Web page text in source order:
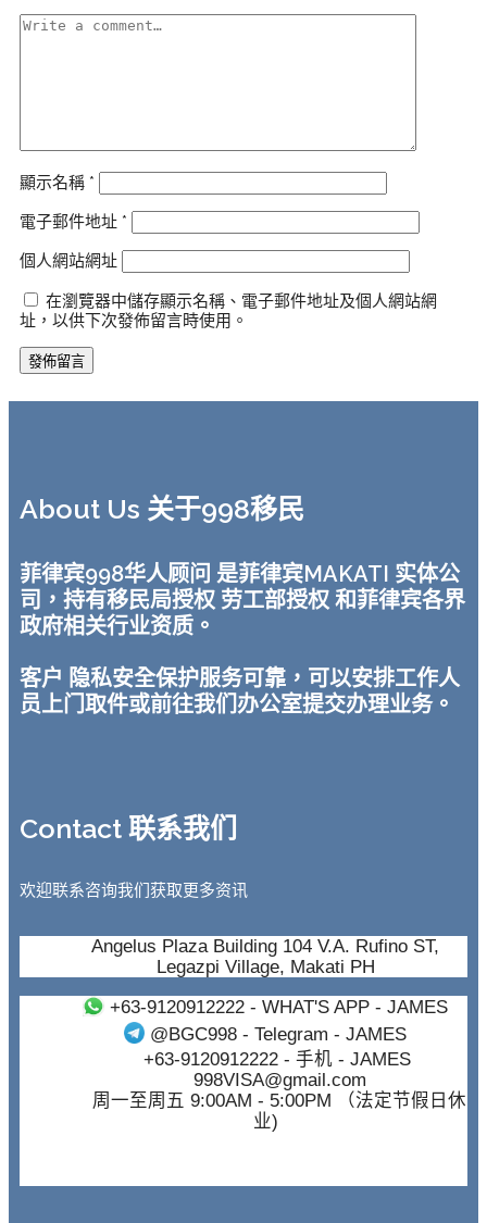
顯示名稱 *
電子郵件地址 *
個人網站網址
在瀏覽器中儲存顯示名稱、電子郵件地址及個人網站網
址，以供下次發佈留言時使用。
About Us 关于998移民
菲律宾998华人顾问 是菲律宾MAKATI 实体公
司，持有移民局授权 劳工部授权 和菲律宾各界
政府相关行业资质。
客户 隐私安全保护服务可靠，可以安排工作人
员上门取件或前往我们办公室提交办理业务。
Contact 联系我们
欢迎联系咨询我们获取更多资讯
Angelus Plaza Building 104 V.A. Rufino ST,
Legazpi Village, Makati PH
+63-9120912222- WHAT'S APP - JAMES
@BGC998 - Telegram - JAMES
+63-9120912222- 手机 - JAMES
998VISA@gmail.com
周一至周五 9:00AM - 5:00PM （法定节假日休
业)